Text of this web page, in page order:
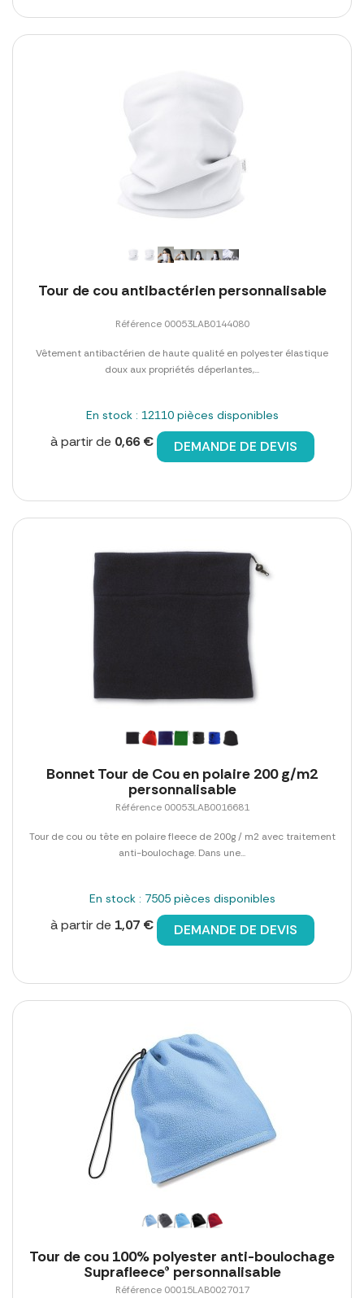
Tour de cou antibactérien personnalisable
Référence 00053LAB0144080
Vêtement antibactérien de haute qualité en polyester élastique
doux aux propriétés déperlantes,...
En stock : 12110 pièces disponibles
à partir de 0,66 € DEMANDE DE DEVIS
Bonnet Tour de Cou en polaire 200 g/m2
personnalisable
Référence 00053LAB0016681
Tour de cou ou tête en polaire fleece de 200g / m2 avec traitement
anti-boulochage. Dans une...
En stock : 7505 pièces disponibles
à partir de 1,07 € DEMANDE DE DEVIS
Tour de cou 100% polyester anti-boulochage
Suprafleece® personnalisable
Référence 00015LAB0027017